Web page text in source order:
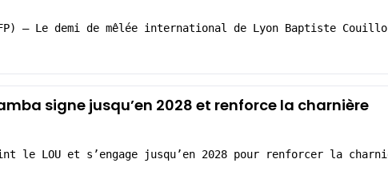
– Le demi de mêlée international de Lyon Baptiste
signe jusqu’en 2028 et renforce la charnière
le LOU et s’engage jusqu’en 2028 pour renforcer la